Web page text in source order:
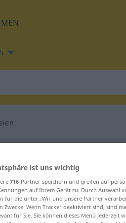
für "prophezeien"
ist uns wichtig
716-Partner speichern und greifen auf
auf Ihrem Gerät zu. Durch Auswahl
für die unter „Wir und unsere Partner
Zwecke. Wenn Tracker deaktiviert sind, sind
für Sie. Sie können dieses Menü jederzeit